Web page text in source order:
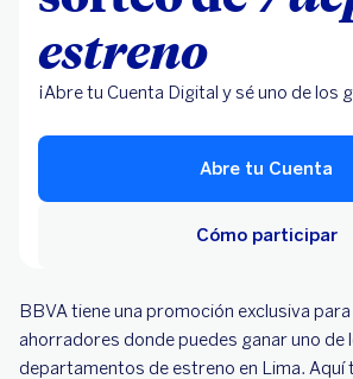
estreno
¡Abre tu Cuenta Digital y sé uno de los
Abre tu Cuenta
Cómo participar
BBVA tiene una promoción exclusiva
ahorradores donde puedes ganar uno de
departamentos de estreno en Lima. Aquí